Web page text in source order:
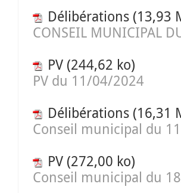
Délibérations (13,93
CONSEIL MUNICIPAL
PV (244,62 ko)
PV du 11/04/2024
Délibérations (16,31
Conseil municipal du
PV (272,00 ko)
Conseil municipal du